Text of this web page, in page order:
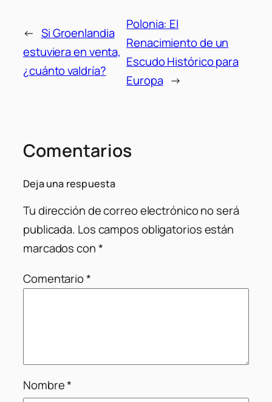
← Si Groenlandia
estuviera en venta,
¿cuánto valdría?
Polonia: El
Renacimiento de un
Escudo Histórico para
Europa →
Comentarios
Deja una respuesta
Tu dirección de correo electrónico no será
publicada. Los campos obligatorios están
marcados con*
Comentario*
Nombre*